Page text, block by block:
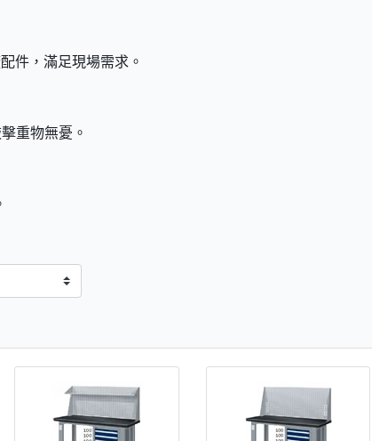
件，滿足現場需求。
重物無憂。